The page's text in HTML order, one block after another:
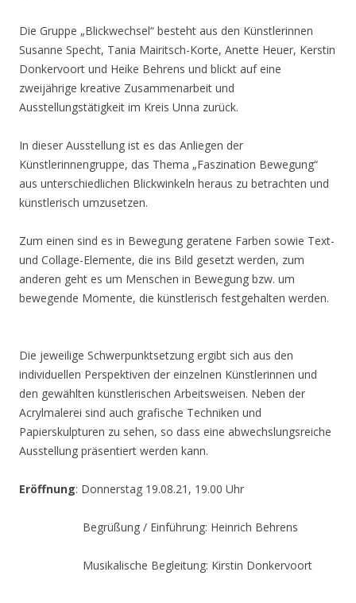
Die Gruppe „Blickwechsel“ besteht aus den Künstlerinnen
Susanne Specht, Tania Mairitsch-Korte, Anette Heuer, Kerstin
Donkervoort und Heike Behrens und blickt auf eine
zweijährige kreative Zusammenarbeit und
Ausstellungstätigkeit im Kreis Unna zurück.
In dieser Ausstellung ist es das Anliegen der
Künstlerinnengruppe, das Thema „Faszination Bewegung“
aus unterschiedlichen Blickwinkeln heraus zu betrachten und
künstlerisch umzusetzen.
Zum einen sind es in Bewegung geratene Farben sowie Text-
und Collage-Elemente, die ins Bild gesetzt werden, zum
anderen geht es um Menschen in Bewegung bzw. um
bewegende Momente, die künstlerisch festgehalten werden.
Die jeweilige Schwerpunktsetzung ergibt sich aus den
individuellen Perspektiven der einzelnen Künstlerinnen und
den gewählten künstlerischen Arbeitsweisen. Neben der
Acrylmalerei sind auch grafische Techniken und
Papierskulpturen zu sehen, so dass eine abwechslungsreiche
Ausstellung präsentiert werden kann.
Eröffnung: Donnerstag 19.08.21, 19.00 Uhr
Begrüßung / Einführung: Heinrich Behrens
Musikalische Begleitung: Kirstin Donkervoort